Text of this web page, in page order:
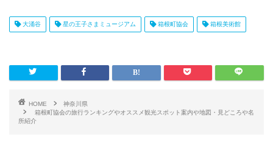
大涌谷 星の王子さまミュージアム 箱根町協会 箱根美術館
HOME
神奈川県
箱根町協会の旅行ランキングやオススメ観光スポット案内や地図・見どころや名
所紹介